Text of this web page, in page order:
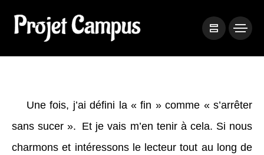
Une fois, j’ai défini la « fin » comme « s’arrêter
sans sucer ». Et je vais m’en tenir à cela. Si nous
charmons et intéressons le lecteur tout au long de